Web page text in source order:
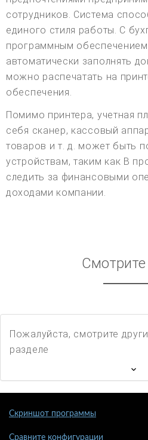
сотрудников. Система
единого стиля работы. С
программным
автоматически заполнять
можно распечатать на
обеспечения.
Помимо принтера, учетная
себя сканер, кассовый
товаров и т. д. может быть
устройствам, таким как В
следить за финансовыми
доходами компании.
Пожалуйста, смотрите
разделе
Скриншот программы
Сравните конфигурации